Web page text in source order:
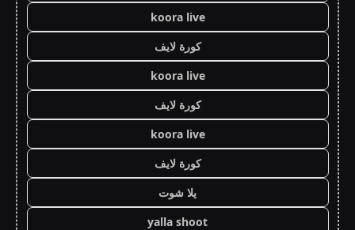
koora live
كورة لايف
koora live
كورة لايف
koora live
كورة لايف
يلا شوت
yalla shoot